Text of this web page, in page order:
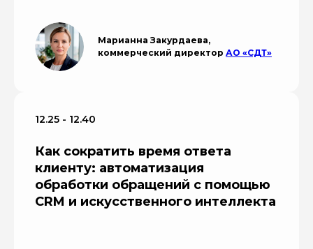
Марианна Закурдаева,
коммерческий директор АО «СДТ»
12.25 - 12.40
Как сократить время ответа
клиенту: автоматизация
обработки обращений с помощью
CRM и искусственного интеллекта